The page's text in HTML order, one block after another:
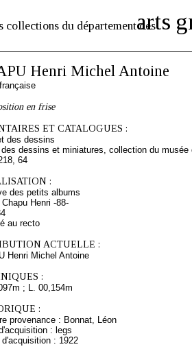
collections du département des
arts
Henri Michel Antoine
en frise
ET CATALOGUES :
des dessins
des dessins et miniatures, collection du musée
64
:
des petits albums
Henri -88-
au recto
ACTUELLE :
Henri Michel Antoine
:
; L. 00,154m
:
provenance : Bonnat, Léon
: legs
d'acquisition : 1922